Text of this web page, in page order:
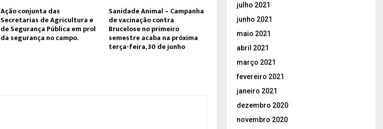
Ação conjunta das
Secretarias de Agricultura e
de Segurança Pública em prol
da segurança no campo.
Sanidade Animal – Campanha
de vacinação contra
Brucelose no primeiro
semestre acaba na próxima
terça-feira, 30 de junho
julho 2021
junho 2021
maio 2021
abril 2021
março 2021
fevereiro 2021
janeiro 2021
dezembro 2020
novembro 2020